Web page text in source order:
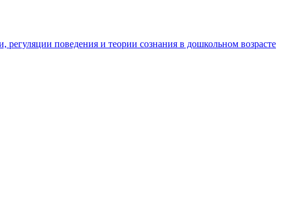
поведения и теории сознания в дошкольном возрасте